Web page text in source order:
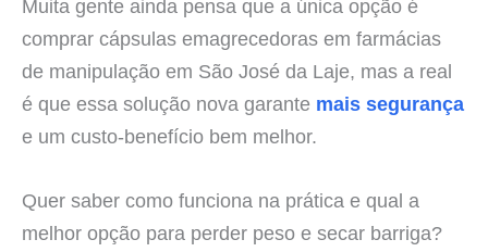
Muita gente ainda pensa que a única opção é
comprar cápsulas emagrecedoras em farmácias
de manipulação em São José da Laje, mas a real
é que essa solução nova garante mais segurança
e um custo-benefício bem melhor.
Quer saber como funciona na prática e qual a
melhor opção para perder peso e secar barriga?